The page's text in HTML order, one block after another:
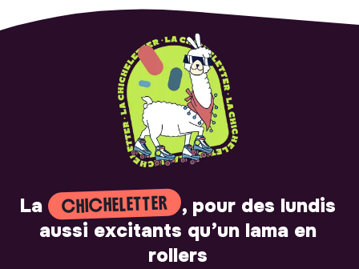
La CHICHELETTER
, pour des lundis
aussi excitants qu’un lama en
rollers